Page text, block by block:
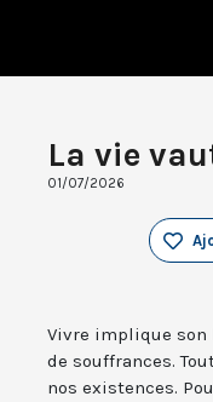
La vie
01/07/2026
Vivre implique son
de souffrances.
nos existences.